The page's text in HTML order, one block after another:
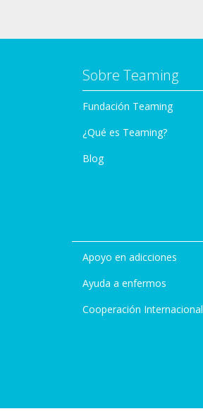
Sobre Teaming
Fundación Teaming
¿Qué es Teaming?
Blog
Apoyo en adicciones
Ayuda a enfermos
Cooperación Internacional